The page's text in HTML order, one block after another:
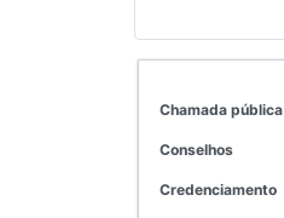
chamada pública
conselhos
credenciamento